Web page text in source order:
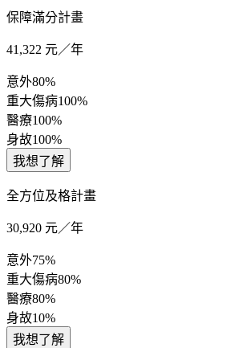
保障滿分計畫
41,322 元／年
意外80%
重大傷病100%
醫療100%
身故100%
我想了解
全方位及格計畫
30,920 元／年
意外75%
重大傷病80%
醫療80%
身故10%
我想了解